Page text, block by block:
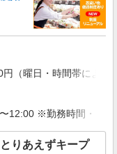
内容はお問い合わせく
1
詳細を見る
スタッフ
円〜1,580円（曜
★日・祝＋100円 ※ア
1444番地
円（曜日・時間帯によ
12:00 ※勤務時間・日
とりあえずキープ